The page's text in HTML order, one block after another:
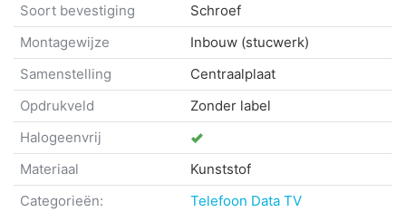
Soort bevestiging
Schroef
Montagewijze
Inbouw (stucwerk)
Samenstelling
Centraalplaat
Opdrukveld
Zonder label
Halogeenvrij
Materiaal
Kunststof
Categorieën:
Telefoon Data TV